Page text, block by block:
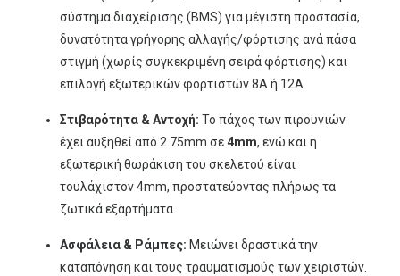
σύστημα διαχείρισης (BMS) για μέγιστη προστασία,
δυνατότητα γρήγορης αλλαγής/φόρτισης ανά πάσα
στιγμή (χωρίς συγκεκριμένη σειρά φόρτισης) και
επιλογή εξωτερικών φορτιστών 8A ή 12A.
Στιβαρότητα & Αντοχή: Το πάχος των πιρουνιών
έχει αυξηθεί από 2.75mm σε4mm, ενώ και η
εξωτερική θωράκιση του σκελετού είναι
τουλάχιστον 4mm, προστατεύοντας πλήρως τα
ζωτικά εξαρτήματα.
Ασφάλεια & Ράμπες: Μειώνει δραστικά την
καταπόνηση και τους τραυματισμούς των χειριστών.